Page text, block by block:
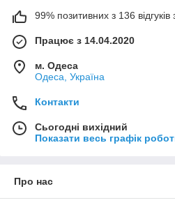
99% позитивних з 136 відгуків
Працює з 14.04.2020
м. Одеса
Одеса, Україна
Контакти
Сьогодні вихідний
Показати весь графік
Про нас